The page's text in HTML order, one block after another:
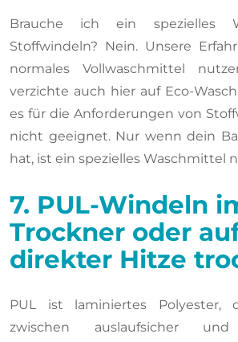
Brauche ich ein spezielles
Stoffwindeln? Nein. Unsere
normales Vollwaschmittel
verzichte auch hier auf Eco-
es für die Anforderungen von
nicht geeignet. Nur wenn dein
hat, ist ein spezielles Waschmittel
7. PUL-Windeln
Trockner oder
direkter Hitze
PUL ist laminiertes Polyester,
zwischen auslaufsicher und